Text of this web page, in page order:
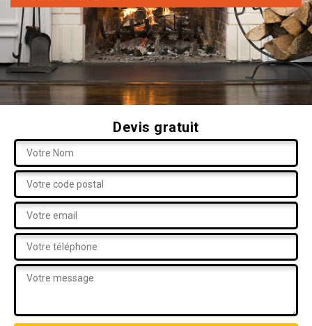
Devis gratuit